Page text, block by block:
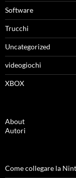
Software
Trucchi
Uncategorized
videogiochi
XBOX
About
Autori
Come collegare la